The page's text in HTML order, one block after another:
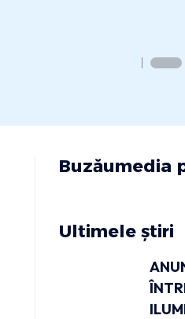
Buzăumedia
Ultimele știri